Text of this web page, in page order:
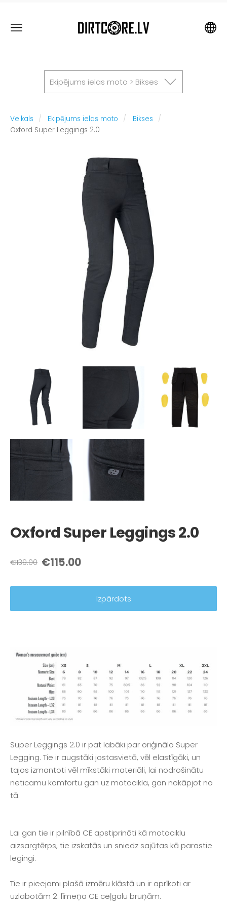
Ekipējums ielas moto > Bikses
Veikals Ekipējums ielas moto
Bikses
Oxford Super Leggings 2.0
Oxford Super Leggings 2.0
€139.00 €115.00
Izpārdots
Super Leggings 2.0 ir pat labāki par oriģinālo Super
Legging. Tie ir augstāki jostasvietā, vēl elastīgāki, un
tajos izmantoti vēl mīkstāki materiāli, lai nodrošinātu
neticamu komfortu gan uz motocikla, gan nokāpjot no
tā.
Lai gan tie ir pilnībā CE apstiprināti kā motociklu
aizsargtērps, tie izskatās un sniedz sajūtas kā parastie
legingi.
Tie ir pieejami plašā izmēru klāstā un ir aprīkoti ar
uzlabotām 2. līmeņa CE ceļgalu bruņām.